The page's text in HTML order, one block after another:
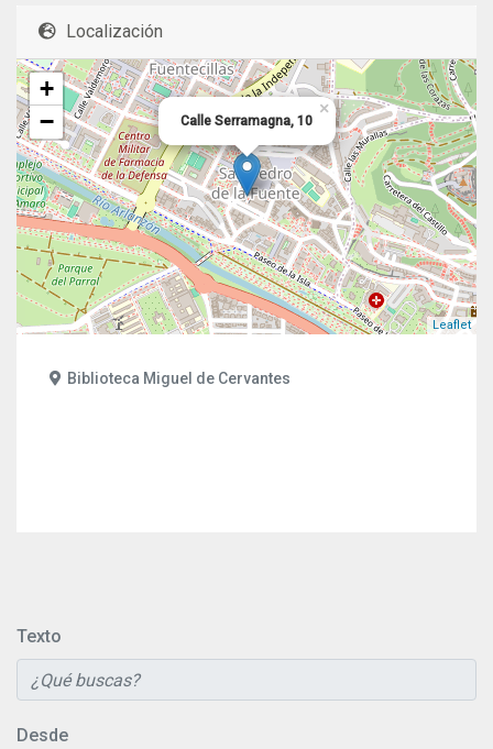
Localización
Calle Serramagna, 10
×
+
−
Leaflet
Biblioteca Miguel de Cervantes
Texto
Desde